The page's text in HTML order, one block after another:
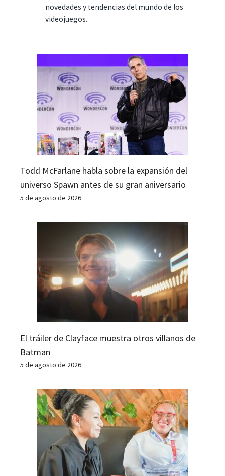
novedades y tendencias del mundo de los
videojuegos.
Todd McFarlane habla sobre la expansión del
universo Spawn antes de su gran aniversario
5 de agosto de 2026
El tráiler de Clayface muestra otros villanos de
Batman
5 de agosto de 2026